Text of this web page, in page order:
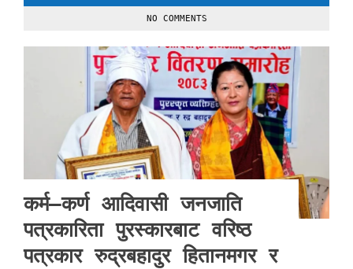
NO COMMENTS
कर्म–कर्ण आदिवासी जनजाति
पत्रकारिता पुरस्कारबाट वरिष्ठ
पत्रकार रुद्रबहादुर हितानमगर र